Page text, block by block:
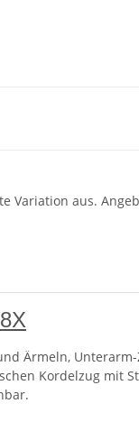
Variation aus.
Ärmeln,
Kordelzug mit